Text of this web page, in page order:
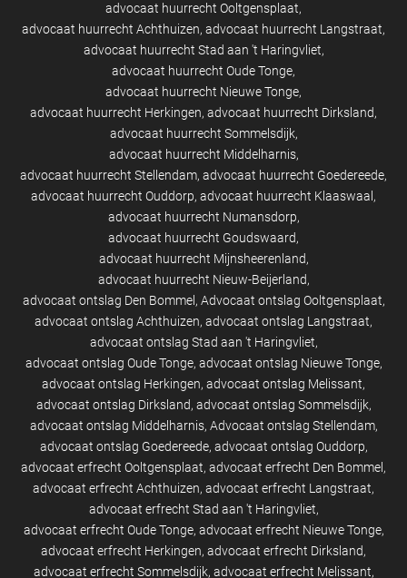
advocaat huurrecht Ooltgensplaat
advocaat huurrecht Achthuizen advocaat huurrecht Langstraat
advocaat huurrecht Stad aan 't Haringvliet
advocaat huurrecht Oude Tonge
advocaat huurrecht Nieuwe Tonge
advocaat huurrecht Herkingen advocaat huurrecht Dirksland
advocaat huurrecht Sommelsdijk
advocaat huurrecht Middelharnis
advocaat huurrecht Stellendam advocaat huurrecht Goedereede
advocaat huurrecht Ouddorp advocaat huurrecht Klaaswaal
advocaat huurrecht Numansdorp
advocaat huurrecht Goudswaard
advocaat huurrecht Mijnsheerenland
advocaat huurrecht Nieuw-Beijerland
advocaat ontslag Den Bommel Advocaat ontslag Ooltgensplaat
advocaat ontslag Achthuizen advocaat ontslag Langstraat
advocaat ontslag Stad aan 't Haringvliet
advocaat ontslag Oude Tonge advocaat ontslag Nieuwe Tonge
advocaat ontslag Herkingen advocaat ontslag Melissant
advocaat ontslag Dirksland advocaat ontslag Sommelsdijk
advocaat ontslag Middelharnis Advocaat ontslag Stellendam
advocaat ontslag Goedereede advocaat ontslag Ouddorp
advocaat erfrecht Ooltgensplaat advocaat erfrecht Den Bommel
advocaat erfrecht Achthuizen advocaat erfrecht Langstraat
advocaat erfrecht Stad aan 't Haringvliet
advocaat erfrecht Oude Tonge advocaat erfrecht Nieuwe Tonge
advocaat erfrecht Herkingen advocaat erfrecht Dirksland
advocaat erfrecht Sommelsdijk advocaat erfrecht Melissant